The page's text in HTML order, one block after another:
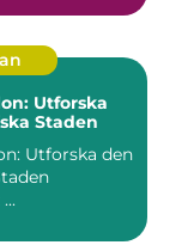
Utforska
Staden
Utforska den
Introduction: ...